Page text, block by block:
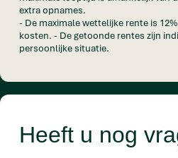
extra opnames.
- De maximale wettelijke rente is
kosten. - De getoonde rentes zijn
persoonlijke situatie.
Heeft u nog